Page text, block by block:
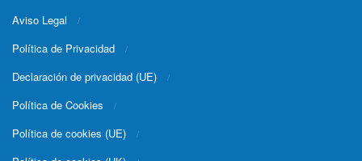
Aviso Legal
Política de Privacidad
Declaración de privacidad (UE)
Política de Cookies
Política de cookies (UE)